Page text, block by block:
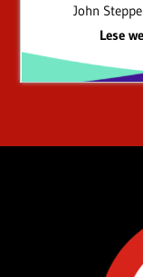
John
Lese